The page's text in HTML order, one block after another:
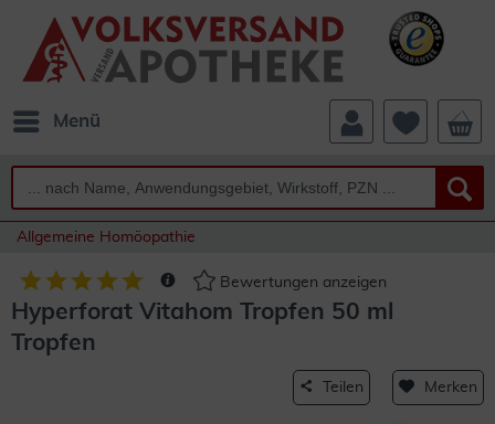
Menü
Allgemeine Homöopathie
Bewertungen anzeigen
Hyperforat Vitahom Tropfen 50 ml
Tropfen
Teilen Merken